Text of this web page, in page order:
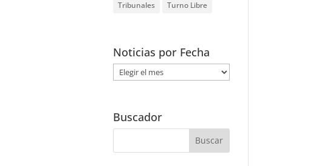
Tribunales
Turno Libre
Noticias por Fecha
Noticias
por
Buscador